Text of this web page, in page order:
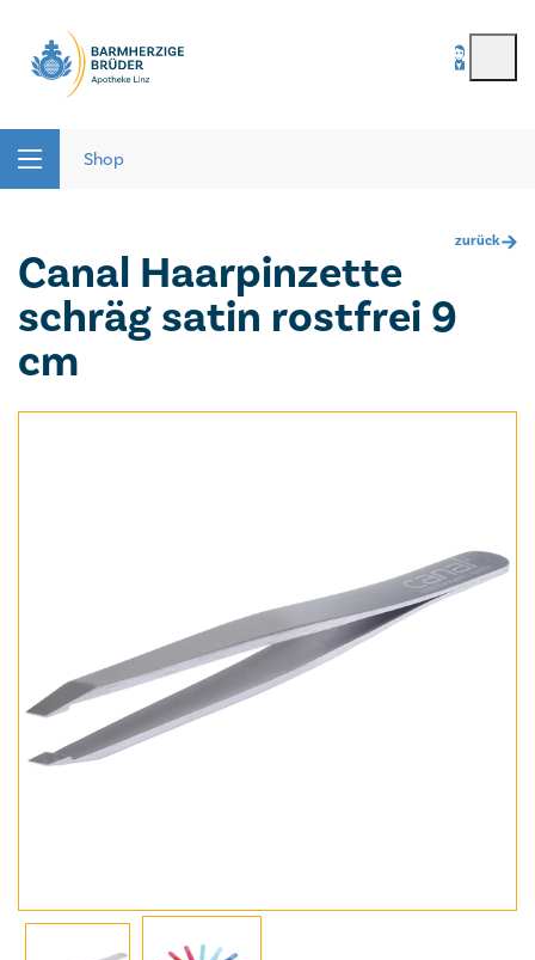
Passwort vergessen
Shop
zurück
Canal Haarpinzette
schräg satin rostfrei 9
cm